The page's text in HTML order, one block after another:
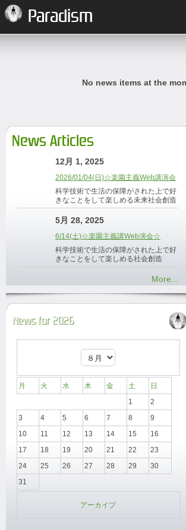
Paradism
No news items at the
News Articles
12月 1, 2025
2026/01/04(日)☆楽園主義Web講演会
科学技術で生活の保障がされた上で好
きなことをして楽しめる未来社会創造
5月 28, 2025
6/14(土)☆楽園主義講Web演会☆
科学技術で生活の保障がされた上で好
きなことをして楽しめる社会創造
More...
News for 2026
月 火 水 木 金 土
日
1
2
3
4 5 6 7 8
9
10
11 12 13 14 15
16
17
18 19 20 21 22
23
24
25 26 27 28 29
30
31
アーカイブ